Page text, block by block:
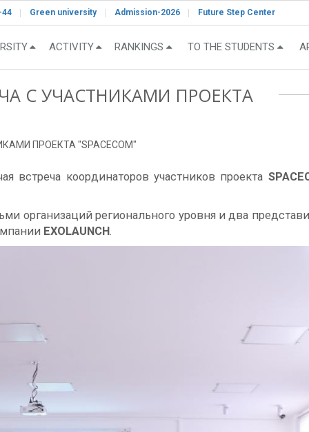
44 Green university Admission-2026 Future Step Center
ACTIVITY RANKINGS TO THE STUDENTS
С УЧАСТНИКАМИ ПРОЕКТА
ПРОЕКТА "SPACECOM"
встреча координаторов участников проекта
организаций регионального уровня и два
EXOLAUNCH.